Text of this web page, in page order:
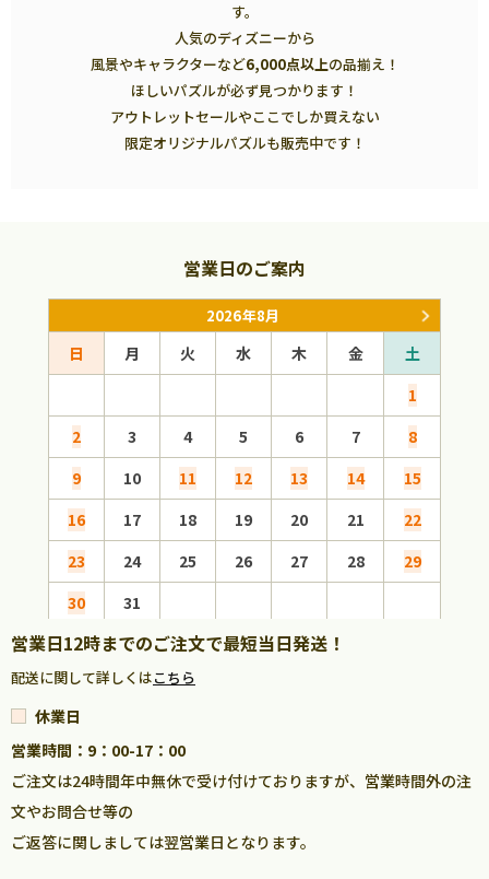
す。
人気のディズニーから
風景やキャラクターなど6,000点以上の品揃え！
ほしいパズルが必ず見つかります！
アウトレットセールやここでしか買えない
限定オリジナルパズルも販売中です！
営業日のご案内
2026年8月
日 月 火 水 木 金
土
1
2
3 4 5 6 7
8
9
10 11 12 13 14
15
16
17 18 19 20 21
22
23
24 25 26 27 28
29
30
31
営業日12時までのご注文で最短当日発送！
配送に関して詳しくはこちら
休業日
営業時間：9：00-17：00
ご注文は24時間年中無休で受け付けておりますが、営業時間外の注
文やお問合せ等の
ご返答に関しましては翌営業日となります。